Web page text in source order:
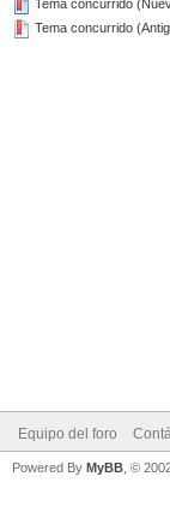
Tema concurrido
Tema concurrido
Equipo del foro
Powered By MyBB , ©